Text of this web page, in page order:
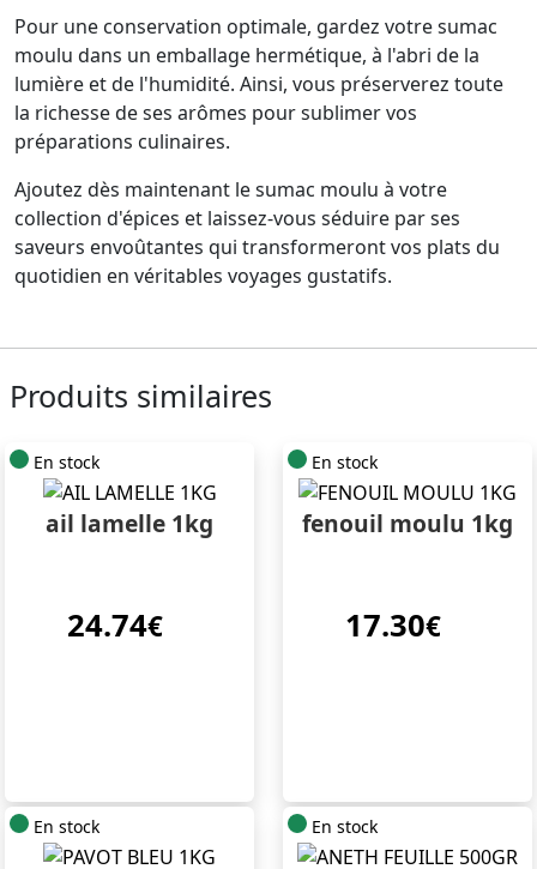
Pour une conservation optimale, gardez votre sumac
moulu dans un emballage hermétique, à l'abri de la
lumière et de l'humidité. Ainsi, vous préserverez toute
la richesse de ses arômes pour sublimer vos
préparations culinaires.
Ajoutez dès maintenant le sumac moulu à votre
collection d'épices et laissez-vous séduire par ses
saveurs envoûtantes qui transformeront vos plats du
quotidien en véritables voyages gustatifs.
Produits similaires
En stock
ail lamelle 1kg
24.74€
En stock
fenouil moulu 1kg
17.30€
En stock En stock